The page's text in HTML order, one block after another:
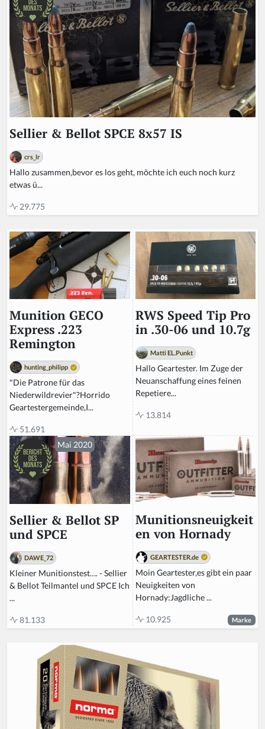
Sellier & Bellot SPCE 8x57 IS
crs_lr
Hallo zusammen,bevor es los geht, möchte ich euch noch kurz
etwas ü...
29.775
Munition GECO
Express .223
Remington
hunting_philipp
"Die Patrone für das
Niederwildrevier"?Horrido
Geartestergemeinde,I...
51.691
RWS Speed Tip Pro
in .30-06 und 10.7g
Matti EL.Punkt
Hallo Geartester. Im Zuge der
Neuanschaffung eines feinen
Repetiere...
13.814
Mai 2020
Sellier & Bellot SP
und SPCE
DAWE_72
Kleiner Munitionstest…. - Sellier
& Bellot Teilmantel und SPCE Ich
...
81.133
Munitionsneuigkeit
en von Hornady
GEARTESTER.de
Moin Geartester,es gibt ein paar
Neuigkeiten von
Hornady:Jagdliche ...
10.925 Marke